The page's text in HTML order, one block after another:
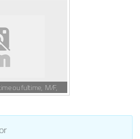
ou fultime, M/F,